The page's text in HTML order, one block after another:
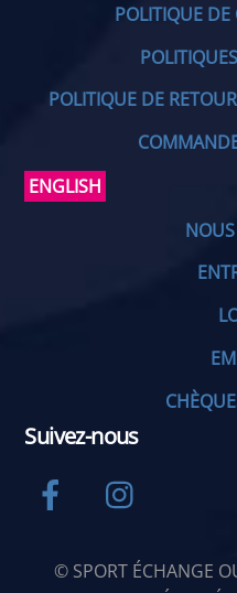
POLITIQUE DE
POLITIQUE DE
ENGLISH
Suivez-nous
Facebook
© SPORT ÉCHANGE